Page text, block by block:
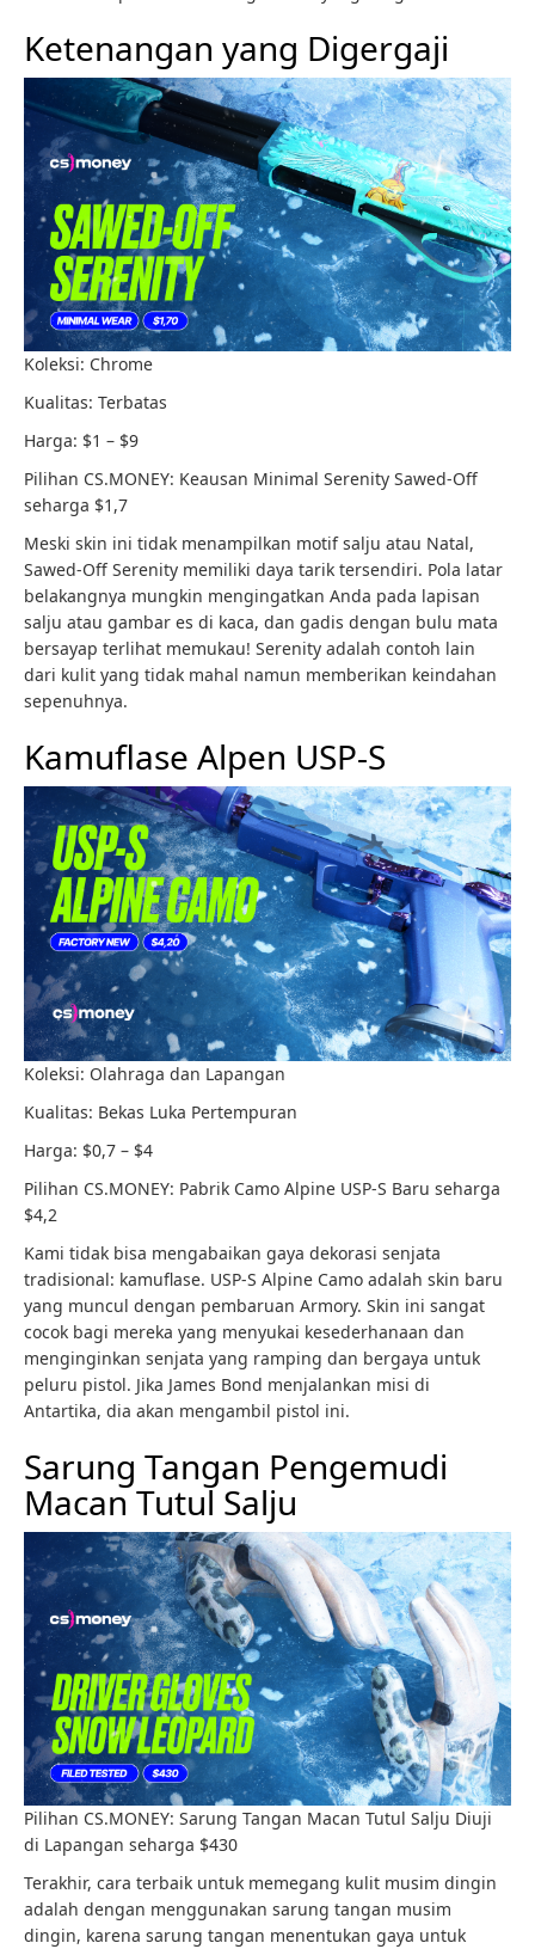
Ketenangan yang Digergaji
Koleksi: Chrome
Kualitas: Terbatas
Harga: $1 – $9
Pilihan CS.MONEY: Keausan Minimal Serenity Sawed-Off
seharga $1,7
Meski skin ini tidak menampilkan motif salju atau Natal,
Sawed-Off Serenity memiliki daya tarik tersendiri. Pola latar
belakangnya mungkin mengingatkan Anda pada lapisan
salju atau gambar es di kaca, dan gadis dengan bulu mata
bersayap terlihat memukau! Serenity adalah contoh lain
dari kulit yang tidak mahal namun memberikan keindahan
sepenuhnya.
Kamuflase Alpen USP-S
Koleksi: Olahraga dan Lapangan
Kualitas: Bekas Luka Pertempuran
Harga: $0,7 – $4
Pilihan CS.MONEY: Pabrik Camo Alpine USP-S Baru seharga
$4,2
Kami tidak bisa mengabaikan gaya dekorasi senjata
tradisional: kamuflase. USP-S Alpine Camo adalah skin baru
yang muncul dengan pembaruan Armory. Skin ini sangat
cocok bagi mereka yang menyukai kesederhanaan dan
menginginkan senjata yang ramping dan bergaya untuk
peluru pistol. Jika James Bond menjalankan misi di
Antartika, dia akan mengambil pistol ini.
Sarung Tangan Pengemudi
Macan Tutul Salju
Pilihan CS.MONEY: Sarung Tangan Macan Tutul Salju Diuji
di Lapangan seharga $430
Terakhir, cara terbaik untuk memegang kulit musim dingin
adalah dengan menggunakan sarung tangan musim
dingin, karena sarung tangan menentukan gaya untuk